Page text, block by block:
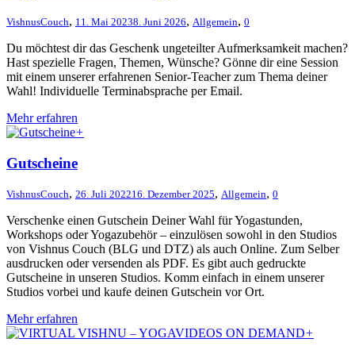
VishnusCouch, 11. Mai 20238. Juni 2026, Allgemein, 0
Du möchtest dir das Geschenk ungeteilter Aufmerksamkeit machen?
Hast spezielle Fragen, Themen, Wünsche? Gönne dir eine Session
mit einem unserer erfahrenen Senior-Teacher zum Thema deiner
Wahl! Individuelle Terminabsprache per Email.
Mehr erfahren
+
Gutscheine
VishnusCouch, 26. Juli 202216. Dezember 2025, Allgemein, 0
Verschenke einen Gutschein Deiner Wahl für Yogastunden,
Workshops oder Yogazubehör – einzulösen sowohl in den Studios
von Vishnus Couch (BLG und DTZ) als auch Online. Zum Selber
ausdrucken oder versenden als PDF. Es gibt auch gedruckte
Gutscheine in unseren Studios. Komm einfach in einem unserer
Studios vorbei und kaufe deinen Gutschein vor Ort.
Mehr erfahren
+